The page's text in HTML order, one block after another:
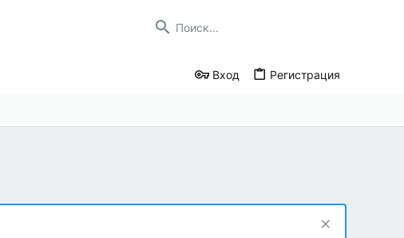
Вход Регистрация